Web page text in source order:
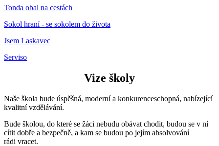
Tonda obal na cestách
Sokol hraní - se sokolem do života
Jsem Laskavec
Serviso
Vize školy
Naše škola bude úspěšná, moderní a konkurenceschopná, nabízející
kvalitní vzdělávání.
Bude školou, do které se žáci nebudu obávat chodit, budou se v ní
cítit dobře a bezpečně, a kam se budou po jejím absolvování
rádi vracet.